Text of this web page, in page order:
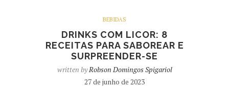
BEBIDAS
DRINKS COM LICOR: 8
RECEITAS PARA SABOREAR E
SURPREENDER-SE
written byRobson Domingos Spigariol
27 de junho de 2023